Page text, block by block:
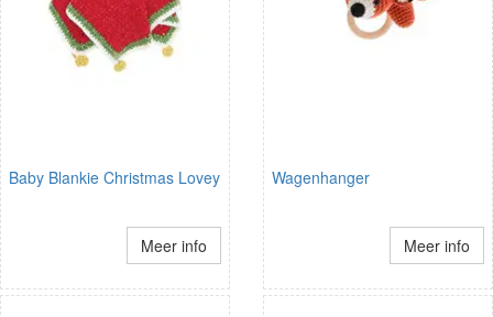
Baby Blankie Christmas Lovey
Meer info
Wagenhanger
Meer info